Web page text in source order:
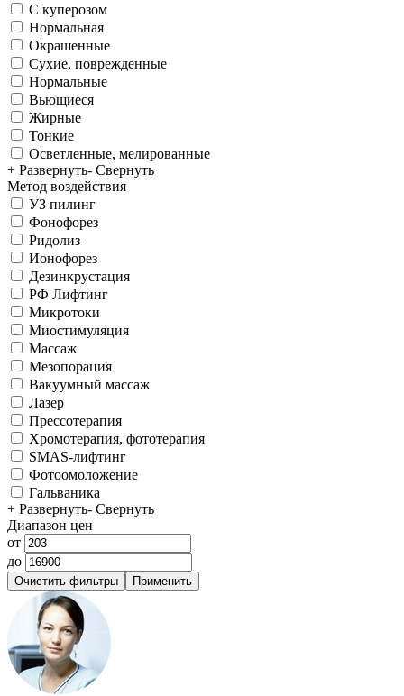
С куперозом
Нормальная
Окрашенные
Сухие, поврежденные
Нормальные
Вьющиеся
Жирные
Тонкие
Осветленные, мелированные
+ Развернуть- Свернуть
Метод воздействия
УЗ пилинг
Фонофорез
Ридолиз
Ионофорез
Дезинкрустация
РФ Лифтинг
Микротоки
Миостимуляция
Массаж
Мезопорация
Вакуумный массаж
Лазер
Прессотерапия
Хромотерапия, фототерапия
SMAS-лифтинг
Фотоомоложение
Гальваника
+ Развернуть- Свернуть
Диапазон цен
от
до